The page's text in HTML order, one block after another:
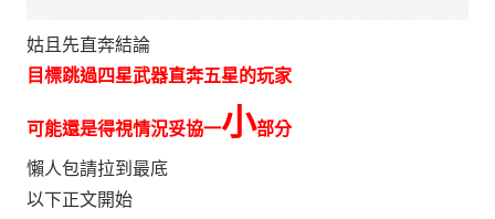
姑且先直奔結論
目標跳過四星武器直奔五星的玩家
可能還是得視情況妥協一小部分
懶人包請拉到最底
以下正文開始